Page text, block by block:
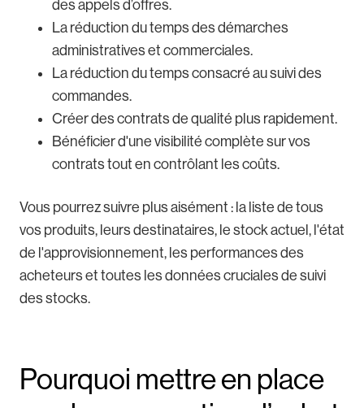
des appels d’offres.
La réduction du temps des démarches
administratives et commerciales.
La réduction du temps consacré au suivi des
commandes.
Créer des contrats de qualité plus rapidement.
Bénéficier d'une visibilité complète sur vos
contrats tout en contrôlant les coûts.
Vous pourrez suivre plus aisément : la liste de tous
vos produits, leurs destinataires, le stock actuel, l'état
de l'approvisionnement, les performances des
acheteurs et toutes les données cruciales de suivi
des stocks.
Pourquoi mettre en place